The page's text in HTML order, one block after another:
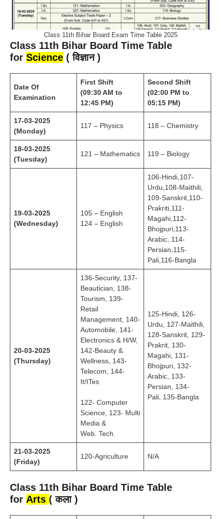
Class 11th Bihar Board Exam Time Table 2025
Class 11th Bihar Board Time Table
for Science ( विज्ञान )
Date Of
Examination
First Shift
(09:30 AM to
12:45 PM)
Second Shift
(02:00 PM to
05:15 PM)
17-03-2025
(Monday)
117 – Physics 118 – Chemistry
18-03-2025
(Tuesday)
121 – Mathematics 119 – Biology
19-03-2025
(Wednesday)
105 – English
124 – English
106-Hindi,107-
Urdu,108-Maithili,
109-Sanskrit,110-
Prakriti,111-
Magahi,112-
Bhojpuri,113-
Arabic, 114-
Persian,115-
Pali,116-Bangla
20-03-2025
(Thursday)
136-Security, 137-
Beautician, 138-
Tourism, 139-
Retail
Management, 140-
Automobile, 141-
Electronics & H/W,
142-Beauty &
Wellness, 143-
Telecom, 144-
It/ITes
122- Computer
Science, 123- Multi
Media &
Web. Tech.
125-Hindi, 126-
Urdu, 127-Maithili,
128-Sanskrit, 129-
Prakrit, 130-
Magahi, 131-
Bhojpuri, 132-
Arabic, 133-
Persian, 134-
Pali, 135-Bangla
21-03-2025
(Friday)
120-Agriculture N/A
Class 11th Bihar Board Time Table
for Arts ( कला )